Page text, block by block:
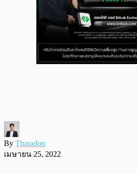
By Tharadon
เมษายน 25, 2022